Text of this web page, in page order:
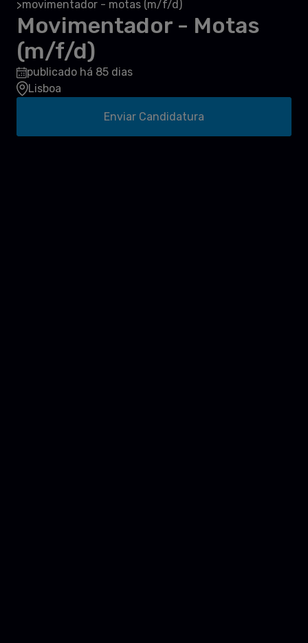
>movimentador - motas (m/f/d)
Movimentador - Motas
(m/f/d)
publicado há 85 dias
Lisboa
Enviar Candidatura